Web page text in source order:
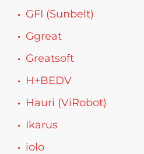
GFI (Sunbelt)
Ggreat
Greatsoft
H+BEDV
Hauri (ViRobot)
Ikarus
iolo